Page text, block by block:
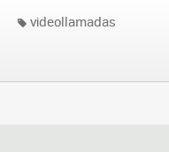
videollamadas